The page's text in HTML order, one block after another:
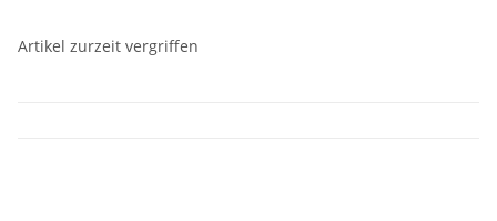
Artikel zurzeit vergriffen